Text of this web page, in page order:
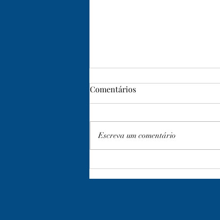
Comentários
Escreva um comentário